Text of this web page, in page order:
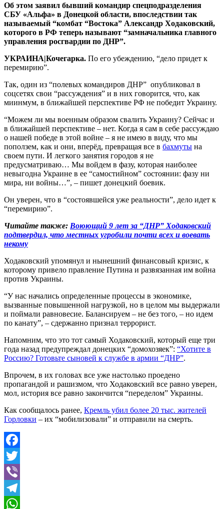
Об этом заявил бывший командир спецподразделения
СБУ «Альфа» в Донецкой области, впоследствии так
называемый “комбат “Востока” Александр Ходаковский,
которого в РФ теперь называют “замначальника главного
управления росгвардии по ДНР”.
УКРАИНА|Кочегарка. По его убеждению, “дело придет к
перемирию”.
Так, один из “полевых командиров ДНР” опубликовал в
соцсетях свои “рассуждения” и в них говорится, что, как
миинмум, в ближайшей перспективе РФ не победит Украину.
“Можем ли мы военным образом свалить Украину? Сейчас и
в ближайшей перспективе – нет. Когда я сам в себе рассуждаю
о нашей победе в этой войне – я не имею в виду, что мы
поползем, как и они, вперёд, превращая все в бахмуты на
своем пути. И легкого занятия городов я не
предусматриваю… Мы войдем в фазу, которая наиболее
невыгодна Украине в ее “самостийном” состоянии: фазу ни
мира, ни войны…”, – пишет донецкий боевик.
Он уверен, что в “состоявшейся уже реальности”, дело идет к
“перемирию”.
Читайте также: Воюющий 9 лет за “ДНР” Ходаковский
подтвердил, что местных угробили почти всех и воевать
некому
Ходаковский упомянул и нынешний финансовый кризис, к
которому привело правление Путина и развязанная им война
против Украины.
“У нас начались определенные процессы в экономике,
вызванные повышенной нагрузкой, но в целом мы выдержали
и поймали равновесие. Балансируем – не без того, – но идем
по канату”, – сдержанно признал террорист.
Напомним, что это тот самый Ходаковский, который еще три
года назад предупреждал донецких “домохозяек”: “Хотите в
Россию? Готовьте сыновей к службе в армии “ДНР”.
Впрочем, в их головах все уже настолько проедено
пропагандой и рашизмом, что Ходаковский все равно уверен,
мол, история все равно закончится “переделом” Украины.
Как сообщалось ранее, Кремль убил более 20 тыс. жителей
Горловки – их “мобилизовали” и отправили на смерть.
Facebook
Twitter
Viber
Telegram